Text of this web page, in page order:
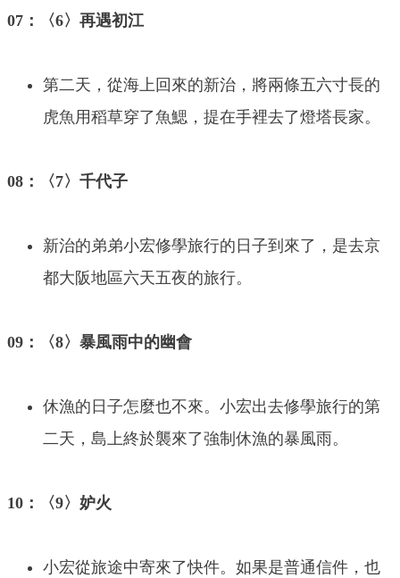
07：〈6〉再遇初江
第二天，從海上回來的新治，將兩條五六寸長的
虎魚用稻草穿了魚鰓，提在手裡去了燈塔長家。
08：〈7〉千代子
新治的弟弟小宏修學旅行的日子到來了，是去京
都大阪地區六天五夜的旅行。
09：〈8〉暴風雨中的幽會
休漁的日子怎麼也不來。小宏出去修學旅行的第
二天，島上終於襲來了強制休漁的暴風雨。
10：〈9〉妒火
小宏從旅途中寄來了快件。如果是普通信件，也